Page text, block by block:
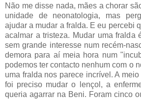
Não me disse nada, mães a chorar
unidade de neonatologia, mas
ajudar a mudar a fralda. E eu percebi
acalmar a tristeza. Mudar uma fralda
sem grande interesse num recém-
demora para aí meia hora num
podemos ter contacto nenhum com o
uma fralda nos parece incrível. A
foi preciso mudar o lençol, a
queria agarrar na Beni. Foram cinco